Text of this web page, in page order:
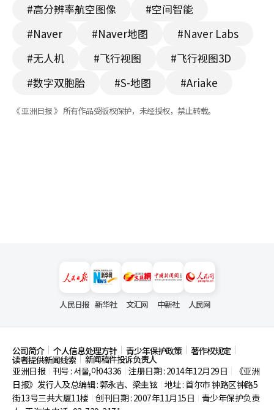
#高分辨率航空图像
#空间智能
#Naver
#Naver地图
#Naver Labs
#无人机
#飞行视图
#飞行视图3D
#数字双胞胎
#S-地图 #Ariake
《 亚洲日报 》 所有作品受版权保护，未经授权，禁止转载。
人民日报 新华社 文汇网 中新社 人民网
公司简介 个人信息处理方针 青少年保护政策 著作权规定
读者提供新闻线索
新闻稿件投诉负责人
亚洲日报
刊号 : 서울,아04336 注册日期 : 2014年12月29日
《亚洲
日报》发行人及总编辑 : 郭永吉、梁圭铉 地址 : 首尔市钟路区钟路5
街13号三共大厦11楼 创刊日期 : 2007年11月15日
青少年保护负责